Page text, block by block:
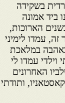
בשקידה
ביד אמונה
הארוכות,
עמדו לימיני
באהבה במלאכת
עמדו לי
האחרונים
ותודתי